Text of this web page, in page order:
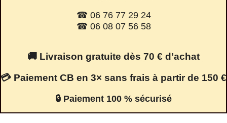
☎ 06 76 77 29 24
☎ 06 08 07 56 58
🚚 Livraison gratuite dès 70 € d’achat
💳 Paiement CB en 3× sans frais à partir de 150 €
🔒 Paiement 100 % sécurisé